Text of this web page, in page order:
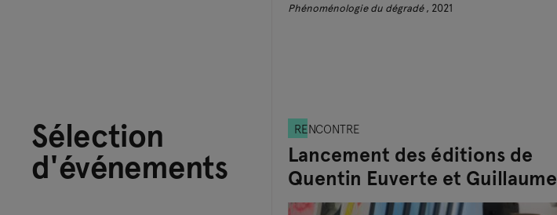
Phénoménologie du dégradé, 2021
Sélection
d'événements
RENCONTRE
Lancement des éditions de
Quentin Euverte et Guillaume
Aubry